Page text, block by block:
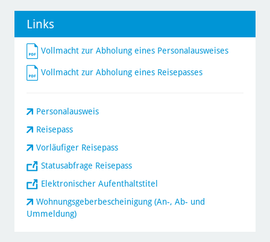
Links
Vollmacht zur Abholung eines Personalausweises
Vollmacht zur Abholung eines Reisepasses
Personalausweis
Reisepass
Vorläufiger Reisepass
Statusabfrage Reisepass
Elektronischer Aufenthaltstitel
Wohnungsgeberbescheinigung (An-, Ab- und
Ummeldung)